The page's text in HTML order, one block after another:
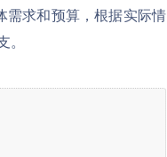
需求和预算，根据实际情